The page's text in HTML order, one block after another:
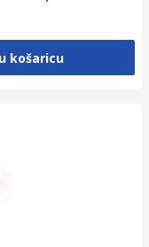
košaricu